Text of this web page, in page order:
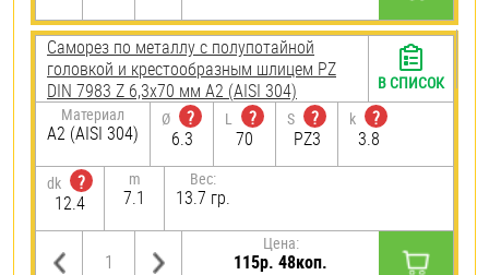
Саморез по металлу с полупотайной
головкой и крестообразным шлицем PZ
DIN 7983 Z 6,3х70 мм А2 (AISI 304)
Материал
А2 (AISI 304)
Ø
?
6.3
L
?
70
S
?
PZ3
k
?
3.8
dk
?
12.4
m
7.1
Вес:
13.7 гр.
Цена:
115р. 48коп.
В СПИСОК